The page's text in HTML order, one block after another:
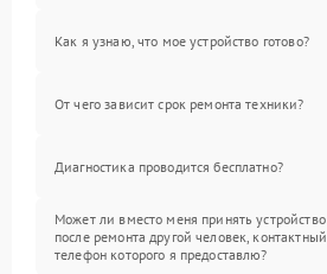
Как я узнаю, что мое устройство готово?
От чего зависит срок ремонта техники?
Диагностика проводится бесплатно?
Может ли вместо меня принять устройство
после ремонта другой человек, контактный
телефон которого я предоставлю?